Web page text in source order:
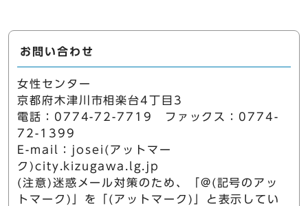
お問い合わせ
女性センター
京都府木津川市相楽台4丁目3
電話：0774-72-7719 ファックス：0774-
72-1399
E-mail：josei(アットマー
ク)city.kizugawa.lg.jp
(注意)迷惑メール対策のため、「@(記号のアッ
トマーク)」を「(アットマーク)」と表示してい